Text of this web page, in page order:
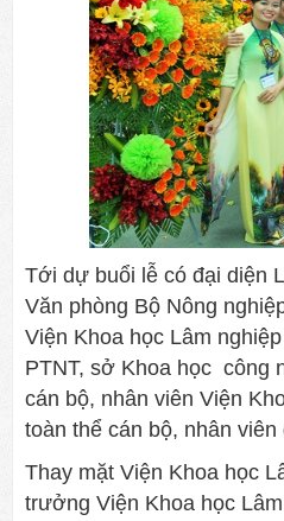
Tới dự buổi lễ có đại diện
Văn phòng Bộ Nông
Viện Khoa học Lâm
PTNT, sở Khoa học công
cán bộ, nhân viên Viện
toàn thể cán bộ, nhân
Thay mặt Viện Khoa học
trưởng Viện Khoa học